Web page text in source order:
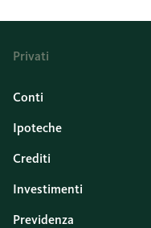
Privati
Conti
Ipoteche
Crediti
Investimenti
Previdenza